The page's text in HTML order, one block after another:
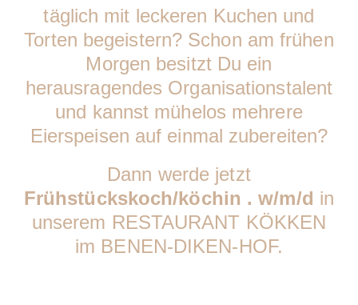
täglich mit leckeren Kuchen und
Torten begeistern? Schon am frühen
Morgen besitzt Du ein
herausragendes Organisationstalent
und kannst mühelos mehrere
Eierspeisen auf einmal zubereiten?
Dann werde jetzt
Frühstückskoch/köchin . w/m/d in
unserem RESTAURANT KÖKKEN
im BENEN-DIKEN-HOF.